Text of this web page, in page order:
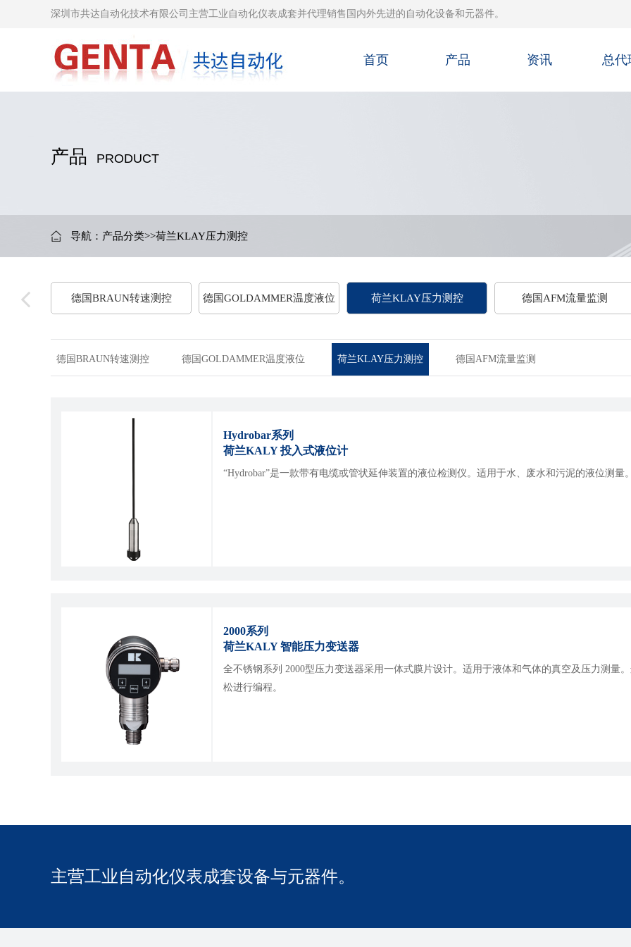
深圳市共达自动化技术有限公司主营工业自动化仪表成套并代理销售国内外先进的自动化设备和元器件。
首页 产品 资讯 总代
产品 PRODUCT
导航： 产品分类>>荷兰KLAY压力测控
德国BRAUN转速测控 德国GOLDAMMER温度液位 荷兰KLAY压力测控 德国AFM流量监测
德国BRAUN转速测控 德国GOLDAMMER温度液位 荷兰KLAY压力测控 德国AFM流量监测
Hydrobar系列
荷兰KALY 投入式液位计
“Hydrobar”是一款带有电缆或管状延伸装置的液位检测仪。适用于水、废水和污泥的液位测量
2000系列
荷兰KALY 智能压力变送器
全不锈钢系列 2000型压力变送器采用一体式膜片设计。适用于液体和气体的真空及压力测量
松进行编程。
主营工业自动化仪表成套设备与元器件。